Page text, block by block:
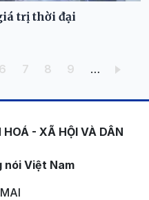
trị thời đại
hiện thời
Trang
6 Trang
7 Trang
8 Trang
9 …
HOÁ - XÃ HỘI VÀ DÂN
nói Việt Nam